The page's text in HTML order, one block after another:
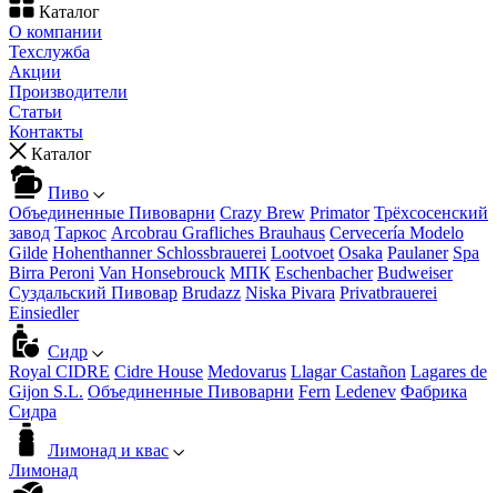
Каталог
О компании
Техслужба
Акции
Производители
Статьи
Контакты
Каталог
Пиво
Объединенные Пивоварни Crazy Brew Primator Трёхсосенский
завод Таркос Arcobrau Grafliches Brauhaus Cervecería Modelo
Gilde Hohenthanner Schlossbrauerei Lootvoet Osaka Paulaner Spa
Birra Peroni Van Honsebrouck МПК Eschenbacher Budweiser
Суздальский Пивовар Brudazz Niska Pivara Privatbrauerei
Einsiedler
Сидр
Royal CIDRE Cidre House Medovarus Llagar Castañon Lagares de
Gijon S.L. Объединенные Пивоварни Fern Ledenev Фабрика
Сидра
Лимонад и квас
Лимонад